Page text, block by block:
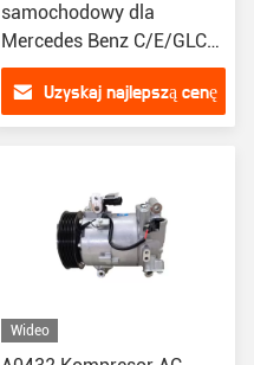
samochodowy dla
Mercedes Benz C/E/GLC
2016 A0032308511
Uzyskaj najlepszą cenę
Wideo